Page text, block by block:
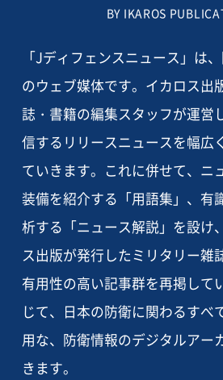
BY IKAROS
「Jディフェンスニュース」は
のウェブ媒体です。イカロス出
誌・書籍の編集スタッフが運営
信するリリースニュースを幅広
ていきます。これに併せて、ニ
装備を紹介する「用語集」、有
析する「ニュース解説」を設け
ス出版が発行したミリタリー雑
有用性の高い記事群を再掲して
じて、日本の防衛に関わるすべ
用な、防衛情報のデジタルアー
きます。